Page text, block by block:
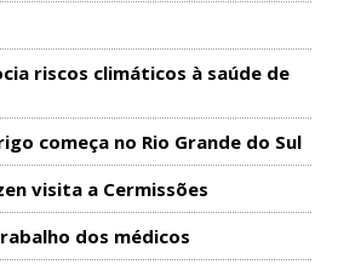
riscos climáticos à saúde de
começa no Rio Grande do Sul
visita a Cermissões
dos médicos